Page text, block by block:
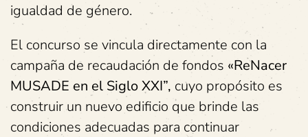
igualdad de género.
El concurso se vincula directamente con la
campaña de recaudación de fondos «ReNacer
MUSADE en el Siglo XXI”, cuyo propósito es
construir un nuevo edificio que brinde las
condiciones adecuadas para continuar